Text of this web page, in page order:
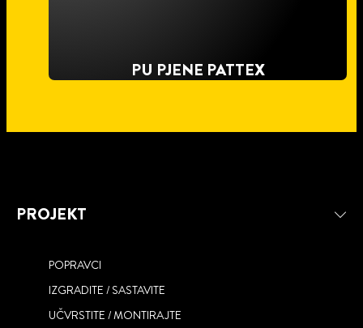
PU PJENE PATTEX
PROJEKT
POPRAVCI
IZGRADITE / SASTAVITE
UČVRSTITE / MONTIRAJTE